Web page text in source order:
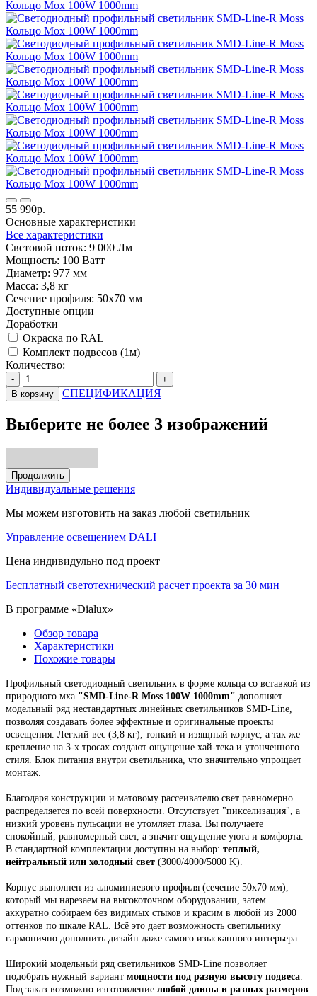
55 990р.
Основные характеристики
Все характеристики
Световой поток: 9 000 Лм
Мощность: 100 Ватт
Диаметр: 977 мм
Масса: 3,8 кг
Сечение профиля: 50х70 мм
Доступные опции
Доработки
Окраска по RAL
Комплект подвесов (1м)
Количество:
-
+
В корзину
СПЕЦИФИКАЦИЯ
Выберите не более 3 изображений
Продолжить
Индивидуальные решения
Мы можем изготовить на заказ любой светильник
Управление освещением DALI
Цена индивидульно под проект
Бесплатный светотехнический расчет проекта за 30 мин
В программе «Dialux»
Обзор товара
Характеристики
Похожие товары
Профильный светодиодный светильник в форме кольца со вставкой из
природного мха "SMD-Line-R Moss 100W 1000mm" дополняет
модельный ряд нестандартных линейных светильников SMD-Line,
позволяя создавать более эффектные и оригинальные проекты
освещения. Легкий вес (3,8 кг), тонкий и изящный корпус, а так же
крепление на 3-х тросах создают ощущение хай-тека и утонченного
стиля. Блок питания внутри светильника, что значительно упрощает
монтаж.
Благодаря конструкции и матовому рассеивателю свет равномерно
распределяется по всей поверхности. Отсутствует "пикселизация", а
низкий уровень пульсации не утомляет глаза. Вы получаете
спокойный, равномерный свет, а значит ощущение уюта и комфорта.
В стандартной комплектации доступны на выбор: теплый,
нейтральный или холодный свет (3000/4000/5000 K).
Корпус выполнен из алюминиевого профиля (сечение 50х70 мм),
который мы нарезаем на высокоточном оборудовании, затем
аккуратно собираем без видимых стыков и красим в любой из 2000
оттенков по шкале RAL. Всё это дает возможность светильнику
гармонично дополнить дизайн даже самого изысканного интерьера.
Широкий модельный ряд светильников SMD-Line позволяет
подобрать нужный вариант мощности под разную высоту подвеса.
Под заказ возможно изготовление любой длины и разных размеров